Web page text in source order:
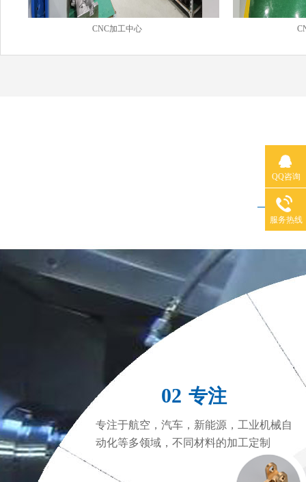
CNC加工中心
CNC加工中心
——
02 专注
专注于航空，汽车，新能源，工业机械自
动化等多领域，不同材料的加工定制
QQ咨询
服务热线